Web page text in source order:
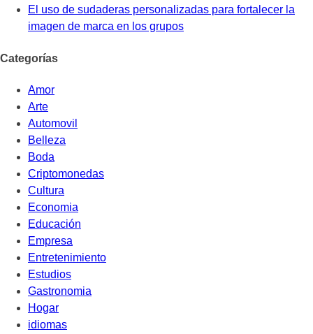
El uso de sudaderas personalizadas para fortalecer la
imagen de marca en los grupos
Categorías
Amor
Arte
Automovil
Belleza
Boda
Criptomonedas
Cultura
Economia
Educación
Empresa
Entretenimiento
Estudios
Gastronomia
Hogar
idiomas